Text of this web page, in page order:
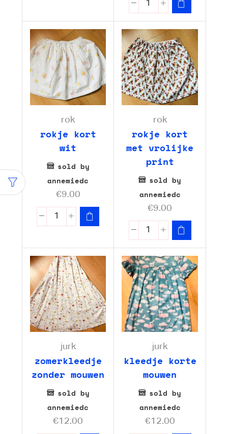
rok
rokje kort
wit
sold by
annemiedc
€9.00
rok
rokje kort
met vrolijke
print
sold by
annemiedc
€9.00
jurk
zomerkleedje
zonder mouwen
sold by
annemiedc
€12.00
jurk
kleedje korte
mouwen
sold by
annemiedc
€12.00